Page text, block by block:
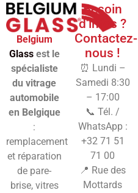
Belgium
Glassest le
spécialiste
du vitrage
automobile
en Belgique
:
remplacement
et réparation
de pare-
brise, vitres
Besoin
d'infos ?
Contactez-
nous !
⏰ Lundi –
Samedi 8:30
– 17:00
📞 Tél. /
WhatsApp :
+32 71 51
71 00
📍 Rue des
Mottards